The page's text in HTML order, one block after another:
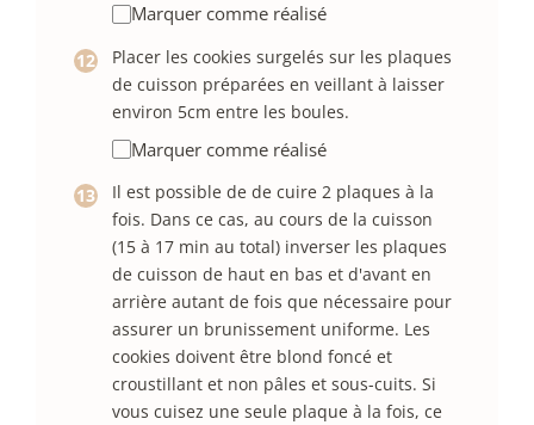
Marquer comme réalisé
Placer les cookies surgelés sur les plaques
de cuisson préparées en veillant à laisser
environ 5cm entre les boules.
Marquer comme réalisé
Il est possible de de cuire 2 plaques à la
fois. Dans ce cas, au cours de la cuisson
(15 à 17 min au total) inverser les plaques
de cuisson de haut en bas et d'avant en
arrière autant de fois que nécessaire pour
assurer un brunissement uniforme. Les
cookies doivent être blond foncé et
croustillant et non pâles et sous-cuits. Si
vous cuisez une seule plaque à la fois, ce